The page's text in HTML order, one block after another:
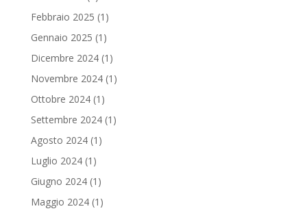
Febbraio 2025 (1)
Gennaio 2025 (1)
Dicembre 2024(1)
Novembre 2024(1)
Ottobre 2024(1)
Settembre 2024(1)
Agosto 2024(1)
Luglio 2024(1)
Giugno 2024(1)
Maggio 2024(1)